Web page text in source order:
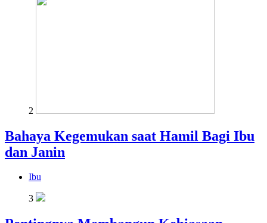
2
Bahaya Kegemukan saat Hamil Bagi Ibu
dan Janin
Ibu
3